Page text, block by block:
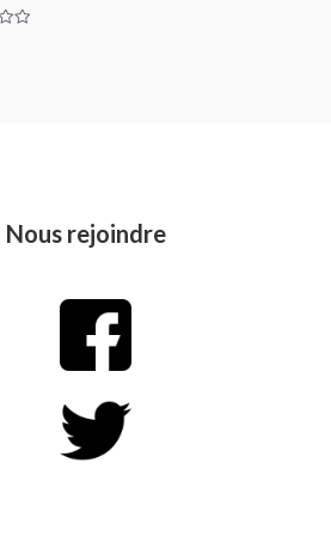
Nous rejoindre